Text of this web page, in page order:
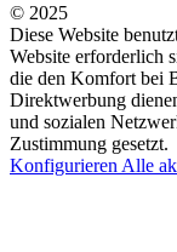
© 2025
Diese Website
Website erforderlich
die den Komfort bei
Direktwerbung
und sozialen
Zustimmung gesetzt.
Konfigurieren Alle